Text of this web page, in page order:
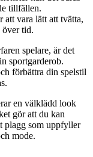
tillfällen.
att vara lätt att tvätta,
över tid.
spelare, är det
sportgarderob.
förbättra din spelstil
en välklädd look
gör att du kan
plagg som uppfyller
mode.